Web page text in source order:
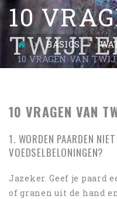
10
BASICS
10 VRAGEN VAN
10 VRAGEN VAN
1. WORDEN PAARDEN
VOEDSELBELONINGEN?
Jazeker. Geef je paard
of granen uit de hand